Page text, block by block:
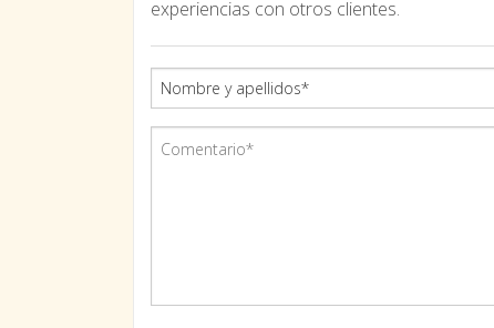
experiencias con otros clientes.